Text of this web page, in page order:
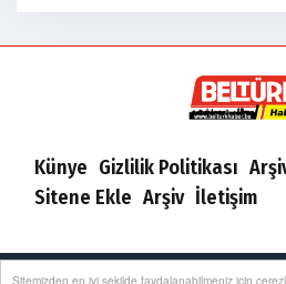
Sitemizden en iyi şekilde faydalanabilmeniz için
Derya Soysal
Noktası
Esra YANIK
Künye Gizlilik Politikası
Sitene Ekle Arşiv İletişim